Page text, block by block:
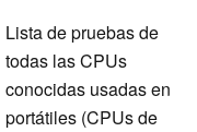
Lista de pruebas de
todas las CPUs
conocidas usadas en
portátiles (CPUs de